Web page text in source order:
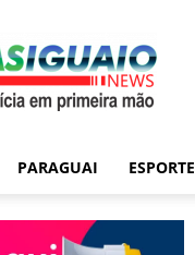
PARAGUAI